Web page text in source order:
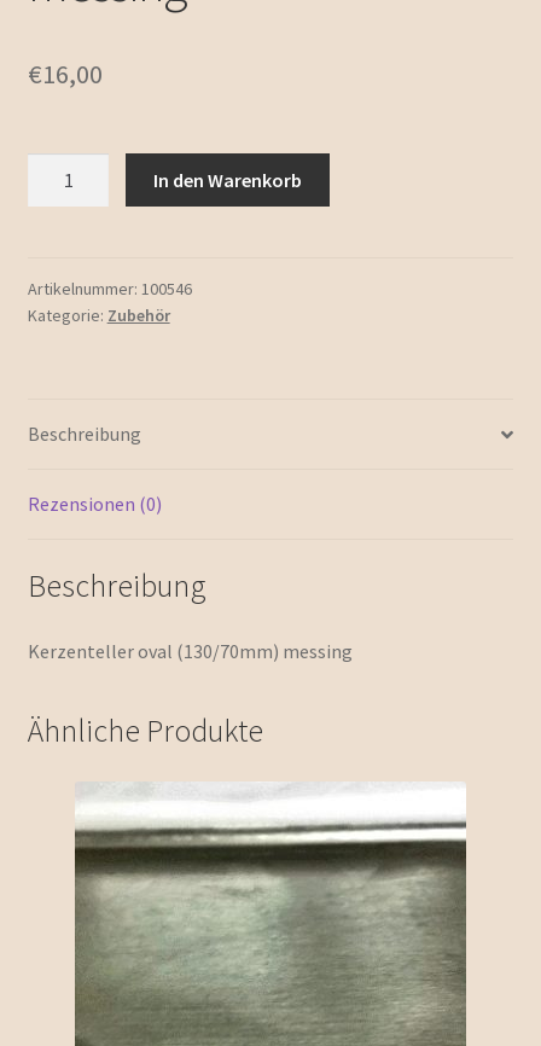
Emailleschmuck
Allgemeine Geschäftsbedingungen
€16,00
In den Warenkorb
Artikelnummer: 100546
Kategorie: Zubehör
Beschreibung
Rezensionen (0)
Beschreibung
Kerzenteller oval (130/70mm) messing
Ähnliche Produkte